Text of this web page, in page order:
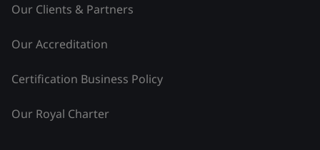
Our Clients & Partners
Our Accreditation
Certification Business Policy
Our Royal Charter